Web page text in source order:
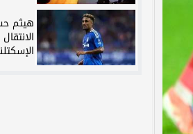
هيثم